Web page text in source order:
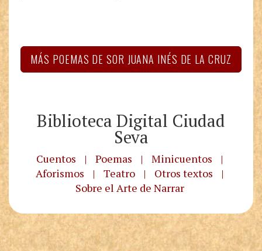
MÁS POEMAS DE SOR JUANA INÉS DE LA CRUZ
Biblioteca Digital Ciudad
Seva
Cuentos | Poemas | Minicuentos
|
Aforismos
| Teatro | Otros textos
|
Sobre el Arte de Narrar